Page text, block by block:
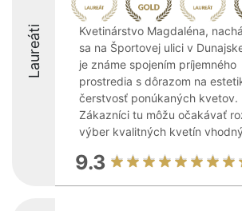
Laureáti
Kvetinárstvo Magdaléna,
sa na Športovej ulici v
je známe spojením príjemného
prostredia s dôrazom na
čerstvosť ponúkaných kvetov.
Zákazníci tu môžu očakávať
výber kvalitných kvetín
9.3